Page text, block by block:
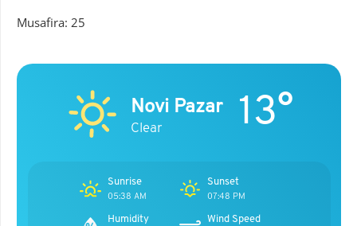
Musafira: 25
Novi Pazar
Clear 13°
Sunrise
05:38 AM
Sunset
07:48 PM
Humidity Wind Speed